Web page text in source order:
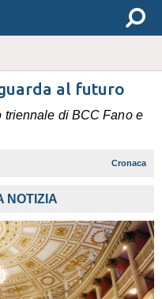
al futuro
di BCC Fano e
Cronaca
NOTIZIA